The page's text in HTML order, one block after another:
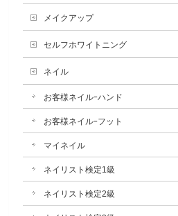
メイクアップ
セルフホワイトニング
ネイル
お客様ネイルｰハンド
お客様ネイルｰフット
マイネイル
ネイリスト検定1級
ネイリスト検定2級